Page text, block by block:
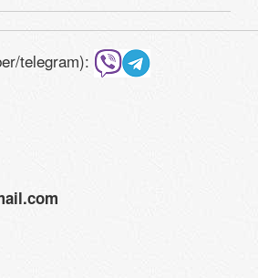
telegram):